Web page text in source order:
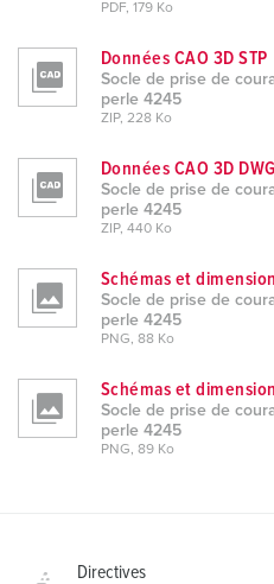
PDF, 179 Ko
Données CAO 3D STP
Socle de prise de
perle 4245
ZIP, 228 Ko
Données CAO 3D DWG
Socle de prise de
perle 4245
ZIP, 440 Ko
Schémas et
Socle de prise de
perle 4245
PNG, 88 Ko
Schémas et
Socle de prise de
perle 4245
PNG, 89 Ko
Directives